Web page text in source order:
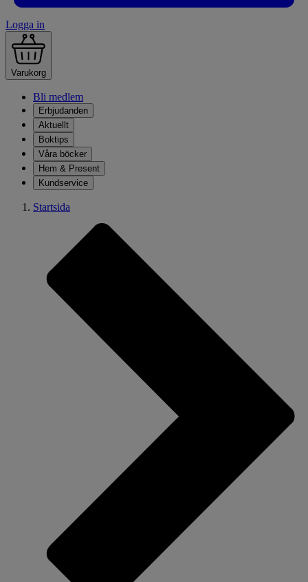
Logga in
Varukorg
Bli medlem
Erbjudanden
Aktuellt
Boktips
Våra böcker
Hem & Present
Kundservice
Startsida